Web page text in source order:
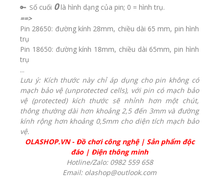
🔑 Số cuối 0là hình dạng của pin; 0 = hình trụ.
==>
Pin 28650: đường kính 28mm, chiều dài 65 mm, pin hình
trụ
Pin 18650: đường kính 18mm, chiều dài 65mm, pin hình
trụ
...
Lưu ý: Kích thước này chỉ áp dụng cho pin không có
mạch bảo vệ (unprotected cells), với pin có mạch bảo
vệ (protected) kích thước sẽ nhỉnh hơn một chút,
thông thường dài hơn khoảng 2,5 đến 3mm và đường
kính rộng hơn khoảng 0,5mm cho diện tích mạch bảo
vệ.
OLASHOP.VN- Đồ chơi công nghệ| Sản phẩm độc
đáo| Điện thông minh
Hotline/Zalo: 0982 559 658
Email: olashop@outlook.com